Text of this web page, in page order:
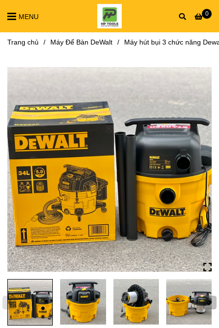
0
MENU
Trang chủ / Máy Để Bàn DeWalt / Máy hút bụi 3 chức năng